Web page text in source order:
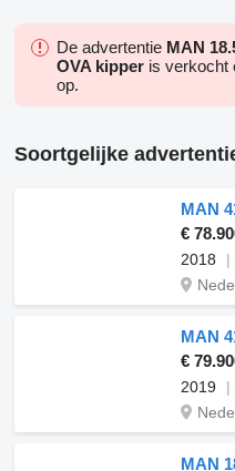
De advertentie MAN
OVA kipper is verkocht
op.
Soortgelijke
€
2018
MAN
€
2019